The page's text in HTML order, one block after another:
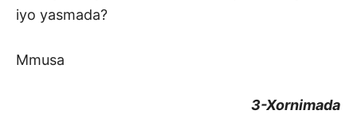
iyo yasmada?
Mmusa
3-Xornimada